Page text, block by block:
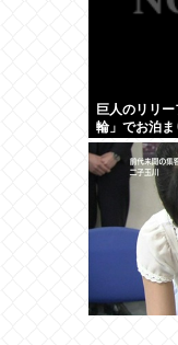
巨人のリリ
輪」でお泊ま